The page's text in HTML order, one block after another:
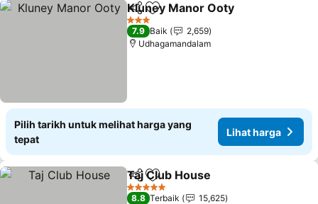
KongsiTambah ke favorit
Kluney Manor Ooty
3 Bintang
7.9 Baik
2,659
Udhagamandalam
Pilih tarikh untuk melihat harga yang
tepat
Lihat harga
KongsiTambah ke favorit
Taj Club House
5 Bintang
8.8 Terbaik
15,625